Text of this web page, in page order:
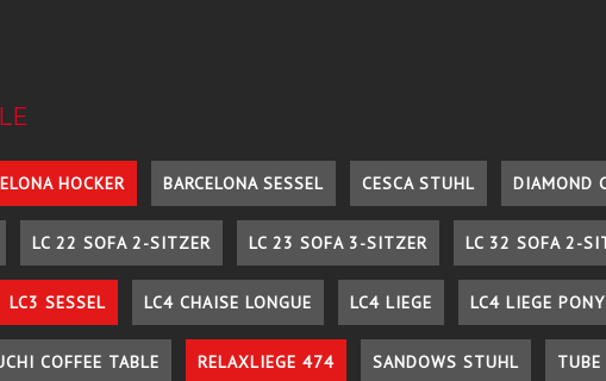
HOCKER BARCELONA SESSEL CESCA STUHL DIAMOND
LC 22 SOFA 2-SITZER LC 23 SOFA 3-SITZER LC 32 SOFA 2-
LC3 SESSEL LC4 CHAISE LONGUE LC4 LIEGE LC4 LIEGE PONY
COFFEE TABLE RELAXLIEGE 474 SANDOWS STUHL